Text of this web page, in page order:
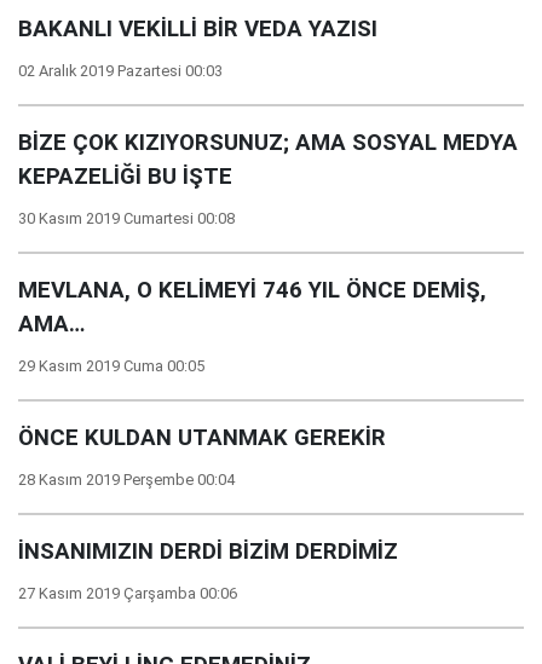
BAKANLI VEKİLLİ BİR VEDA YAZISI
02 Aralık 2019 Pazartesi 00:03
BİZE ÇOK KIZIYORSUNUZ; AMA SOSYAL MEDYA
KEPAZELİĞİ BU İŞTE
30 Kasım 2019 Cumartesi 00:08
MEVLANA, O KELİMEYİ 746 YIL ÖNCE DEMİŞ,
AMA…
29 Kasım 2019 Cuma 00:05
ÖNCE KULDAN UTANMAK GEREKİR
28 Kasım 2019 Perşembe 00:04
İNSANIMIZIN DERDİ BİZİM DERDİMİZ
27 Kasım 2019 Çarşamba 00:06